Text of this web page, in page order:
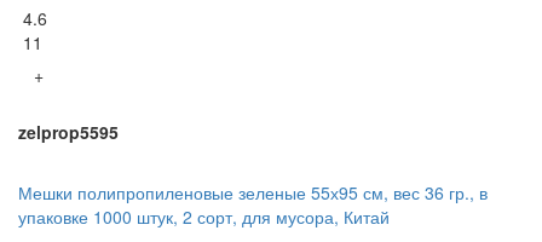
4.6
11
+
zelprop5595
Мешки полипропиленовые зеленые 55х95 см, вес 36 гр., в
упаковке 1000 штук, 2 сорт, для мусора, Китай